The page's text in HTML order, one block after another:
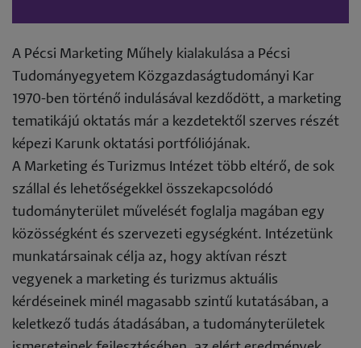
A Pécsi Marketing Műhely kialakulása a Pécsi
Tudományegyetem Közgazdaságtudományi Kar
1970-ben történő indulásával kezdődött, a marketing
tematikájú oktatás már a kezdetektől szerves részét
képezi Karunk oktatási portfóliójának.
A Marketing és Turizmus Intézet több eltérő, de sok
szállal és lehetőségekkel összekapcsolódó
tudományterület művelését foglalja magában egy
közösségként és szervezeti egységként. Intézetünk
munkatársainak célja az, hogy aktívan részt
vegyenek a marketing és turizmus aktuális
kérdéseinek minél magasabb szintű kutatásában, a
keletkező tudás átadásában, a tudományterületek